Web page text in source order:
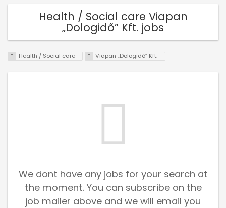
Health / Social care Viapan
„Dologidő” Kft. jobs
Health / Social care Viapan „Dologidő” Kft.
We dont have any jobs for your search at
the moment. You can subscribe on the
job mailer above and we will email you